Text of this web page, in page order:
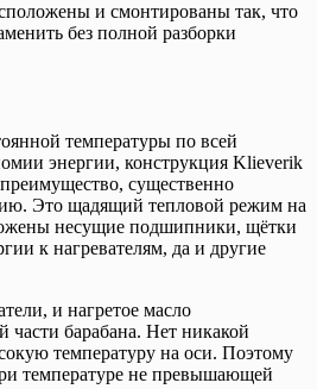
и смонтированы так, что
без полной разборки
температуры по всей
энергии, конструкция Klieverik
существенно
Это щадящий тепловой режим на
несущие подшипники, щётки
к нагревателям, да и другие
и нагретое масло
части барабана. Нет никакой
температуру на оси. Поэтому
температуре не превышающей